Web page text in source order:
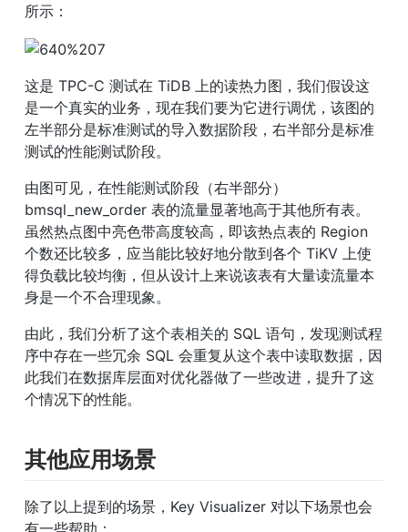
所示：
这是 TPC-C 测试在 TiDB 上的读热力图，我们假设这
是一个真实的业务，现在我们要为它进行调优，该图的
左半部分是标准测试的导入数据阶段，右半部分是标准
测试的性能测试阶段。
由图可见，在性能测试阶段（右半部分）
bmsql_new_order 表的流量显著地高于其他所有表。
虽然热点图中亮色带高度较高，即该热点表的 Region
个数还比较多，应当能比较好地分散到各个 TiKV 上使
得负载比较均衡，但从设计上来说该表有大量读流量本
身是一个不合理现象。
由此，我们分析了这个表相关的 SQL 语句，发现测试程
序中存在一些冗余 SQL 会重复从这个表中读取数据，因
此我们在数据库层面对优化器做了一些改进，提升了这
个情况下的性能。
其他应用场景
除了以上提到的场景，Key Visualizer 对以下场景也会